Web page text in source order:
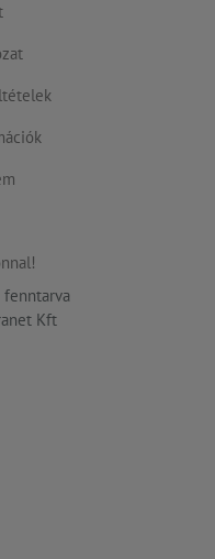
Kft